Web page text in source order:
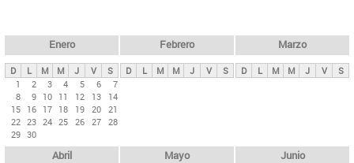
ds
p
n
Enero
D L M M J V
S
1
2 3 4 5 6
7
8
9 10 11 12 13
14
15 16 17 18 19 20 21
22 23 24 25 26 27 28
29 30
Febrero
D L M M J V S
Marzo
D L M M J V S
Abril Mayo Junio